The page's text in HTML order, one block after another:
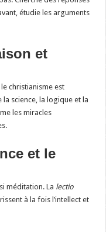
étudie les arguments
et
christianisme est
science, la logique et la
les miracles
et le
méditation. La lectio
à la fois l’intellect et